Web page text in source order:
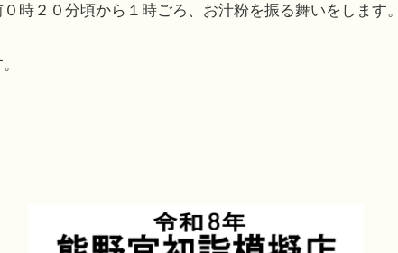
時２０分頃から１時ごろ、お汁粉を振る舞いをします